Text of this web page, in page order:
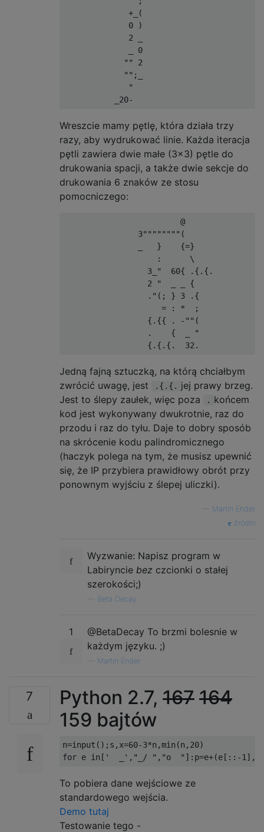
              +_(
              0 )
              2 _
              _ 0
             "" 2
             "";_
              "
Wreszcie mamy pętlę, która działa trzy
razy, aby wydrukować linie. Każda iteracja
pętli zawiera dwie małe (3x3) pętle do
drukowania spacji, a także dwie sekcje do
drukowania 6 znaków ze stosu
pomocniczego:
                         @
                3""""""""(
                _   }    {=}
                    :      \
                  3_"  60{ .{.{.
                  2 "  _ _ {
                  ."(; } 3 .{
                     = : *  ;
                  {.{{ . -""(
                  .    {  _ "
Jedną fajną sztuczką, na którą chciałbym
zwrócić uwagę, jest
.{.{. jej prawy brzeg.
Jest to ślepy zaułek, więc poza
. końcem
kod jest wykonywany dwukrotnie, raz do
przodu i raz do tyłu. Daje to dobry sposób
na skrócenie kodu palindromicznego
(haczyk polega na tym, że musisz upewnić
się, że IP przybiera prawidłowy obrót przy
ponownym wyjściu z ślepej uliczki).
Martin Ender
źródło
Wyzwanie: Napisz program w
Labiryncie bez czcionki o stałej
szerokości;)
Beta Decay
1
@BetaDecay To brzmi bolesnie w
każdym języku. ;)
Martin Ender
7 Python 2.7, 167 164
159 bajtów
n=input (); s , x=60-3*n ,min (n , 20)
for e in [ '  _' , "_/ " , "o  " ]: p=e+(e [::-1 ],(
To pobiera dane wejściowe ze
standardowego wejścia.
Demo tutaj
Testowanie tego -